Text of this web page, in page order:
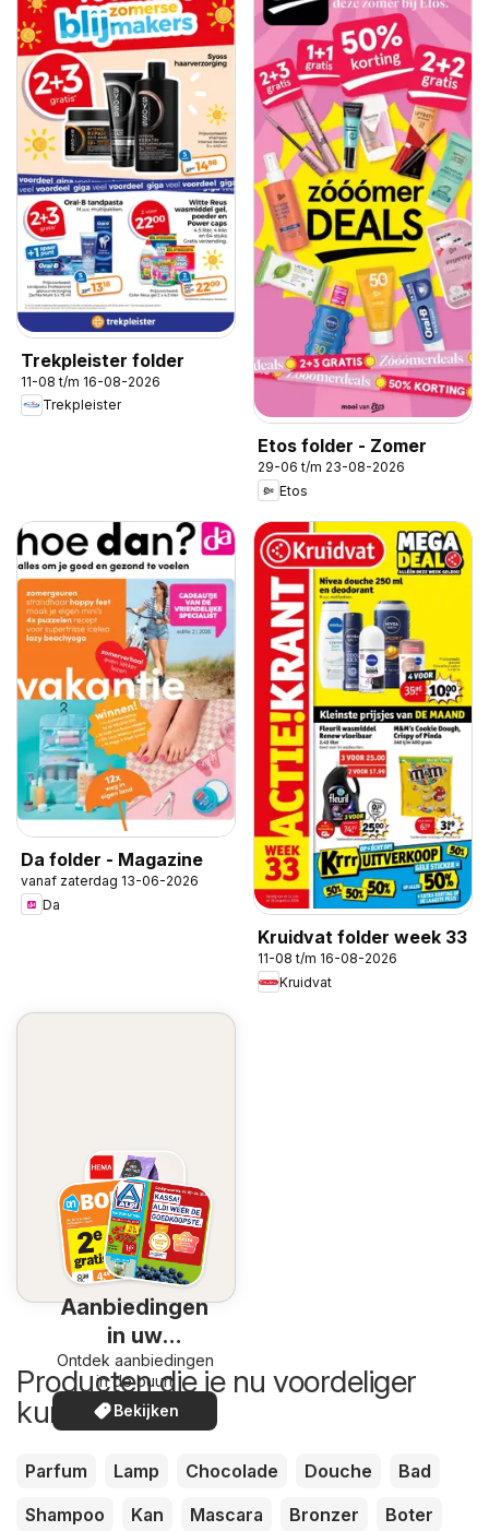
Trekpleister folder
11-08 t/m 16-08-2026
Trekpleister
Etos folder - Zomer
29-06 t/m 23-08-2026
Etos
Da folder - Magazine
vanaf zaterdag 13-06-2026
Da
Kruidvat folder week 33
11-08 t/m 16-08-2026
Kruidvat
Aanbiedingen
in uw
omgeving
Ontdek aanbiedingen
in de buurt
Bekijken
Producten die je nu voordeliger
kunt kopen
Parfum Lamp Chocolade Douche
Bad
Shampoo
Kan Mascara Bronzer
Boter